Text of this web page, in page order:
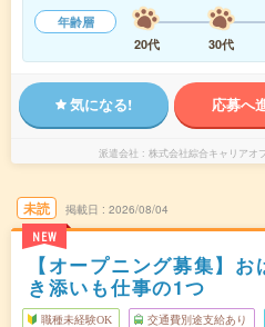
年齢層
20代
30代
気になる! 応募へ
派遣会社 株式会社綜合キャリアオ
未読
NEW
掲載日 2026/08/04
【オープニング募集】
き添いも仕事の1つ
職種未経験OK 交通費別途支給あり